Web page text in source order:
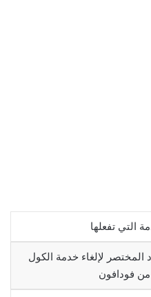
التي تفعلها
المختصر لإلغاء خدمة الكول
فودافون